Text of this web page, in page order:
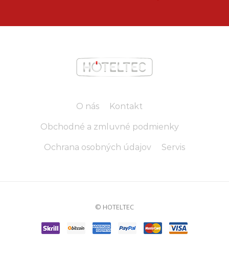
O nás Kontakt
Obchodné a zmluvné podmienky
Ochrana osobných údajov Servis
© HOTELTEC